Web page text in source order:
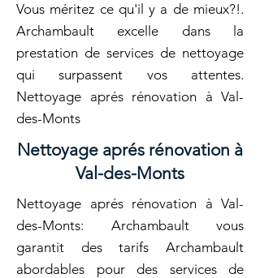
Vous méritez ce qu'il y a de mieux?!.
Archambault excelle dans la
prestation de services de nettoyage
qui surpassent vos attentes.
Nettoyage aprés rénovation à Val-
des-Monts
Nettoyage aprés rénovation à
Val-des-Monts
Nettoyage aprés rénovation à Val-
des-Monts: Archambault vous
garantit des tarifs Archambault
abordables pour des services de